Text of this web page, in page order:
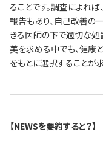
ることです。調査によれ
報告もあり、自己改善の
きる医師の下で適切な処
美を求める中でも、健康
をもとに選択することが
【NEWSを要約すると？】